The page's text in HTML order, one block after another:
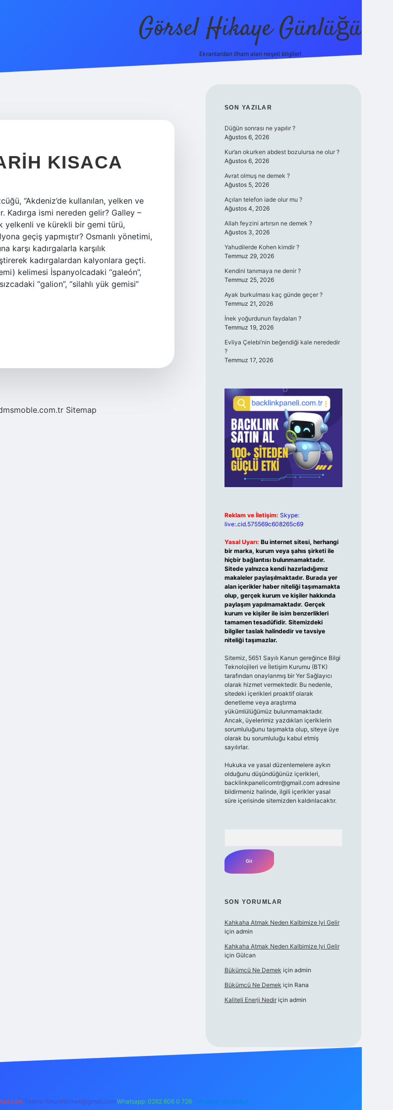
Görsel Hikaye Günlüğü
Ekranlardan ilham alan neşeli bilgiler!
KISACA
“Akdeniz’de kullanılan, yelken ve
ismi nereden gelir? Galley –
yelkenli ve kürekli bir gemi türü,
geçiş yapmıştır? Osmanlı yönetimi,
karşı kadırgalarla karşılık
kadırgalardan kalyonlara geçti.
kelimesi İspanyolcadaki “galeón”,
“galion”, “silahlı yük gemisi”
Sitemap
SIDEBAR
SON YAZILAR
Düğün sonrası ne yapılır ?
Ağustos 6, 2026
Kur’an okurken abdest bozulursa ne olur ?
Ağustos 6, 2026
Avrat olmuş ne demek ?
Ağustos 5, 2026
Açılan telefon iade olur mu ?
Ağustos 4, 2026
Allah feyzini artırsın ne demek ?
Ağustos 3, 2026
Yahudilerde Kohen kimdir ?
Temmuz 29, 2026
Kendini tanımaya ne denir ?
Temmuz 25, 2026
Ayak burkulması kaç günde geçer ?
Temmuz 21, 2026
İnek yoğurdunun faydaları ?
Temmuz 19, 2026
Evliya Çelebi’nin beğendiği kale nerededir
?
Temmuz 17, 2026
Reklam ve İletişim: Skype:
live:.cid.575569c608265c69
Yasal Uyarı: Bu internet sitesi, herhangi
bir marka, kurum veya şahıs şirketi ile
hiçbir bağlantısı bulunmamaktadır.
Sitede yalnızca kendi hazırladığımız
makaleler paylaşılmaktadır. Burada yer
alan içerikler haber niteliği taşımamakta
olup, gerçek kurum ve kişiler hakkında
paylaşım yapılmamaktadır. Gerçek
kurum ve kişiler ile isim benzerlikleri
tamamen tesadüfidir. Sitemizdeki
bilgiler taslak halindedir ve tavsiye
niteliği taşımazlar.
Sitemiz, 5651 Sayılı Kanun gereğince Bilgi
Teknolojileri ve İletişim Kurumu (BTK)
tarafından onaylanmış bir Yer Sağlayıcı
olarak hizmet vermektedir. Bu nedenle,
sitedeki içerikleri proaktif olarak
denetleme veya araştırma
yükümlülüğümüz bulunmamaktadır.
Ancak, üyelerimiz yazdıkları içeriklerin
sorumluluğunu taşımakta olup, siteye üye
olarak bu sorumluluğu kabul etmiş
sayılırlar.
Hukuka ve yasal düzenlemelere aykırı
olduğunu düşündüğünüz içerikleri,
backlinkpanelicomtr@gmail.comadresine
bildirmeniz halinde, ilgili içerikler yasal
süre içerisinde sitemizden kaldırılacaktır.
SON YORUMLAR
Kahkaha Atmak Neden Kalbimize Iyi Gelir
için admin
Kahkaha Atmak Neden Kalbimize Iyi Gelir
için Gülcan
Bükümcü Ne Demek için admin
Bükümcü Ne Demek için Rana
Kaliteli Enerji Nediriçin admin
Teams: forumhizmeti@gmail.com Whatsapp: 0262 606 0 726 Telegram: @karabul